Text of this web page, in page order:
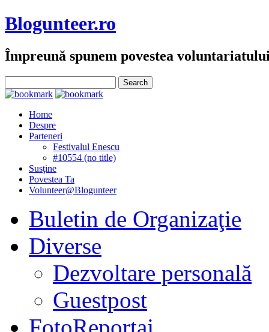
Blogunteer.ro
Împreună spunem povestea
Home
Despre
Parteneri
Festivalul Enescu
#10554 (no title)
Susţine
Povestea Ta
Volunteer@Blogunteer
Buletin de Organizaţie
Diverse
Dezvoltare personală
Guestpost
FotoReportaj